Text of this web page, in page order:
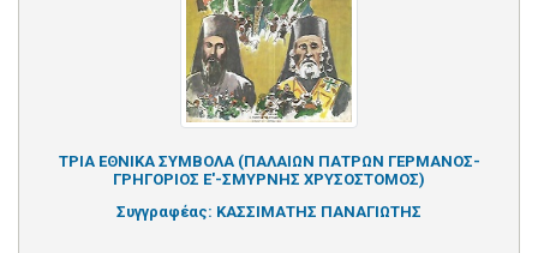
ΤΡΙΑ ΕΘΝΙΚΑ ΣΥΜΒΟΛΑ (ΠΑΛΑΙΩΝ ΠΑΤΡΩΝ ΓΕΡΜΑΝΟΣ-
ΓΡΗΓΟΡΙΟΣ Ε'-ΣΜΥΡΝΗΣ ΧΡΥΣΟΣΤΟΜΟΣ)
Συγγραφέας: ΚΑΣΣΙΜΑΤΗΣ ΠΑΝΑΓΙΩΤΗΣ